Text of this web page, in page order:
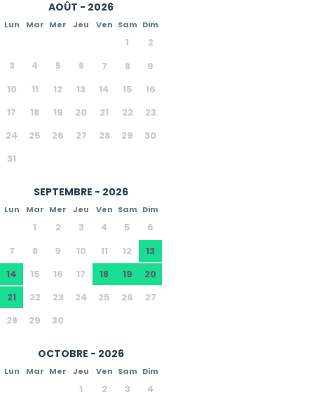
AOÛT - 2026
Lun Mar Mer Jeu Ven Sam Dim
1
2
3
4 5 6 7 8
9
10
11 12 13 14 15
16
17
18 19 20 21 22
23
24
25 26 27 28 29
30
31
SEPTEMBRE - 2026
Lun Mar Mer Jeu Ven Sam Dim
1 2 3 4 5
6
7
8 9 10 11 12
13
14
15 16 17 18 19
20
21
22 23 24 25 26
27
28
29 30
OCTOBRE - 2026
Lun Mar Mer Jeu Ven Sam Dim
1 2 3
4